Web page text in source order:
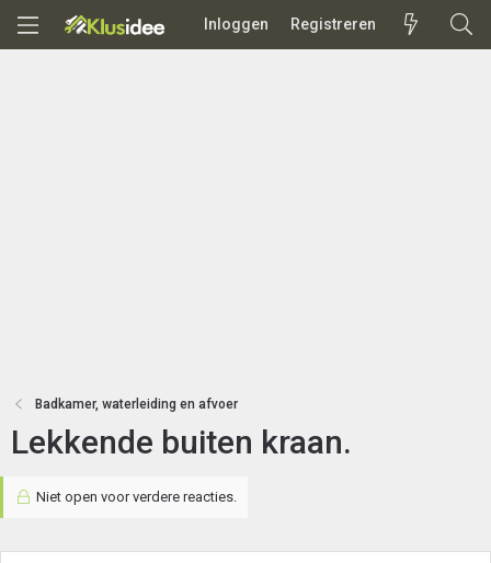
Inloggen Registreren
Badkamer, waterleiding en afvoer
Lekkende buiten kraan.
Niet open voor verdere reacties.